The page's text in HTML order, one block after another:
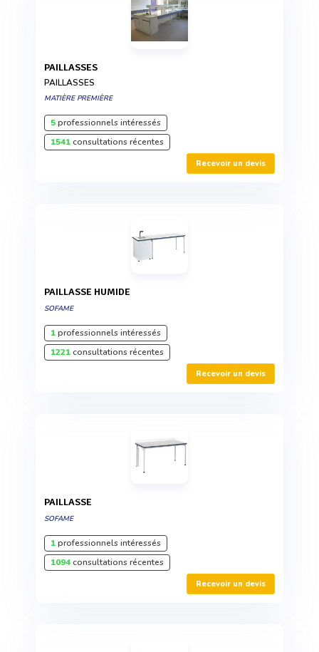
PAILLASSES
PAILLASSES
MATIÈRE PREMIÈRE
5professionnels intéressés
1541consultations récentes
Recevoir un devis
PAILLASSE HUMIDE
SOFAME
1professionnels intéressés
1221consultations récentes
Recevoir un devis
PAILLASSE
SOFAME
1professionnels intéressés
1094consultations récentes
Recevoir un devis